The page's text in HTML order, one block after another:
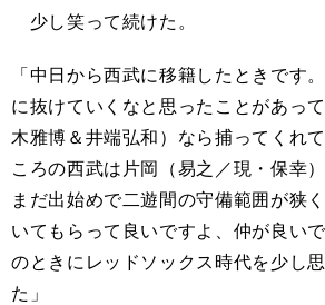
少し笑って続けた。
「中日から西武に移籍したときです
に抜けていくなと思ったことがあっ
木雅博＆井端弘和）なら捕ってくれ
ころの西武は片岡（易之／現・保幸
まだ出始めで二遊間の守備範囲が狭
いてもらって良いですよ、仲が良い
のときにレッドソックス時代を少し
た」